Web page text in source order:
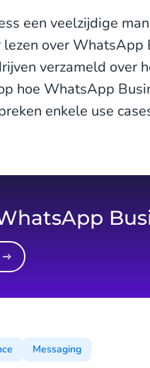
een veelzijdige
over WhatsApp
verzameld over
hoe WhatsApp
enkele use
Messaging